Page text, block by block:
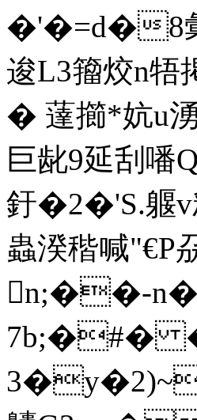
�'�=d�8
逡L3籀烄n
� 薘擳*妔u
巨龀9延刮
釪�2�'S.躽v
蟲湀稭喊"€P
n;��-
7b;�#�
3�y�2)~/